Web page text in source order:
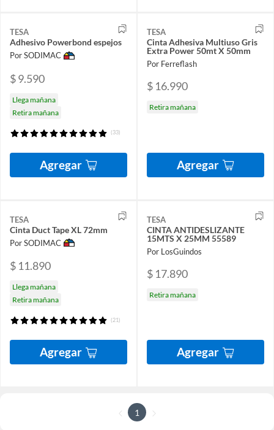
TESA
Adhesivo Powerbond espejos
Por SODIMAC
$ 9.590
Llega mañana
Retira mañana
(33)
Agregar
TESA
Cinta Adhesiva Multiuso Gris
Extra Power 50mt X 50mm
Por Ferreflash
$ 16.990
Retira mañana
Agregar
TESA
Cinta Duct Tape XL 72mm
Por SODIMAC
$ 11.890
Llega mañana
Retira mañana
(21)
Agregar
TESA
CINTA ANTIDESLIZANTE
15MTS X 25MM 55589
Por LosGuindos
$ 17.890
Retira mañana
Agregar
1